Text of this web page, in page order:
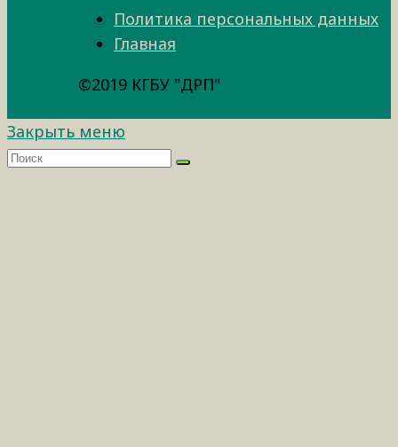
Политика персональных данных
Главная
©2019 КГБУ "ДРП"
Закрыть меню